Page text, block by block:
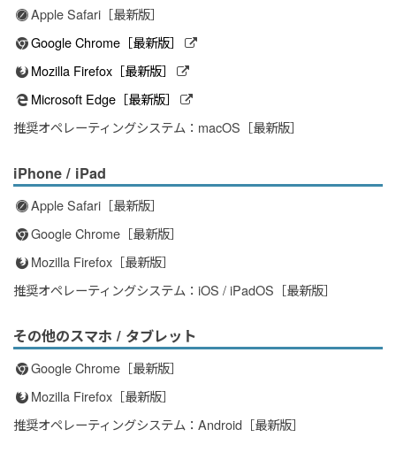
Apple Safari［最新版］
Google Chrome［最新版］
Mozilla Firefox［最新版］
Microsoft Edge［最新版］
推奨オペレーティングシステム：macOS［最新版］
iPhone / iPad
Apple Safari［最新版］
Google Chrome［最新版］
Mozilla Firefox［最新版］
推奨オペレーティングシステム：iOS / iPadOS［最新版］
その他のスマホ / タブレット
Google Chrome［最新版］
Mozilla Firefox［最新版］
推奨オペレーティングシステム：Android［最新版］